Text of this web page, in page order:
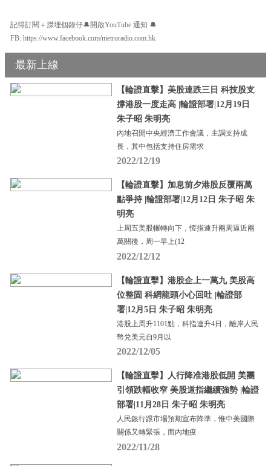
記得訂閱＋㩒埋個鐘仔🔔開啟YouTube 通知 🔔
FB: https://www.facebook.com/metroradio.com.hk
最新上線
【輪證直擊】美股連跌三日 科技股支
撐港股一度走高 |輪證部署|12月19日
朱子昭 朱明亮
內地召開中央經濟工作會議，主調支持成
長，其中包括支持住房需求
2022/12/19
【輪證直擊】加息前夕港股反覆兩萬
點爭持 |輪證部署|12月12日 朱子昭 朱
明亮
上周五美股輾轉向下，恆指連升兩周逼近兩
萬關後，周一早上(12
2022/12/12
【輪證直擊】港股企上一萬九 美股高
位整固 科網龍頭小心回吐 |輪證部
署|12月5日 朱子昭 朱明亮
港股上周升1101點，科指連升4日，離岸人民
幣兌美元自9月以
2022/12/05
【輪證直擊】人行降准港股低開 美團
引領跌幅收窄 美股道指繼續強勢 |輪證
部署|11月28日 朱子昭 朱明亮
人民銀行跟市場預期宣布降準，惟中美國際
關係又轉緊張，而內地疫
2022/11/28